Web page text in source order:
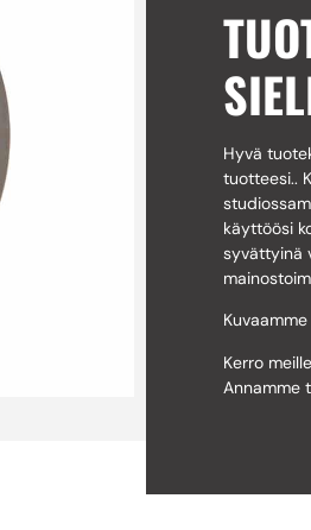
Hyvä
tuotteesi..
käyttöösi
syvättyinä
Kerro
Annamme